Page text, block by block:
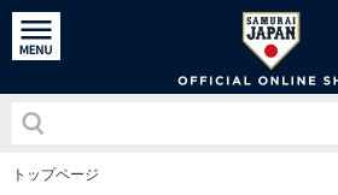
トップページ